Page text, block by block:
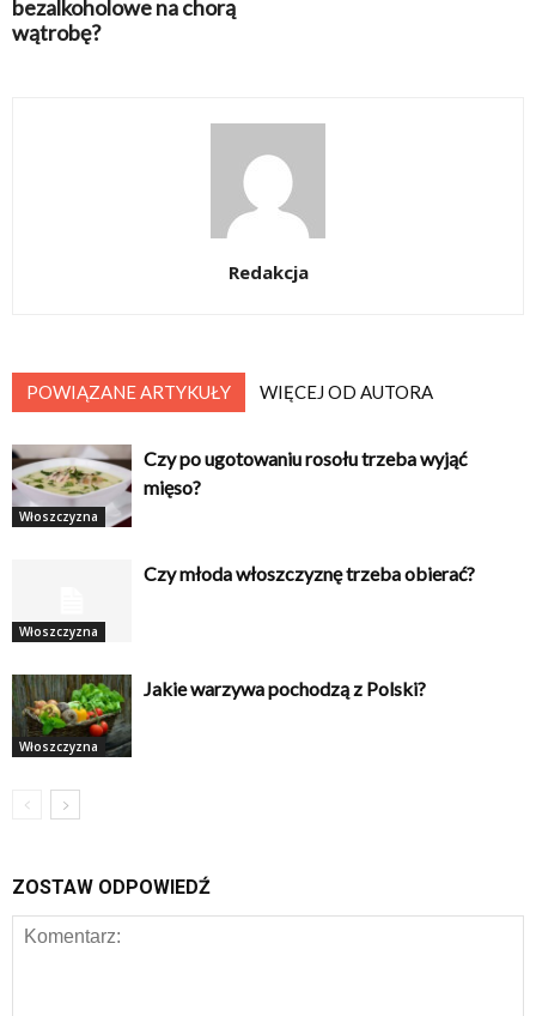
bezalkoholowe na chorą
wątrobę?
Redakcja
POWIĄZANE ARTYKUŁY WIĘCEJ OD AUTORA
Włoszczyzna
Czy po ugotowaniu rosołu trzeba wyjąć
mięso?
Włoszczyzna
Czy młoda włoszczyznę trzeba obierać?
Włoszczyzna
Jakie warzywa pochodzą z Polski?
ZOSTAW ODPOWIEDŹ